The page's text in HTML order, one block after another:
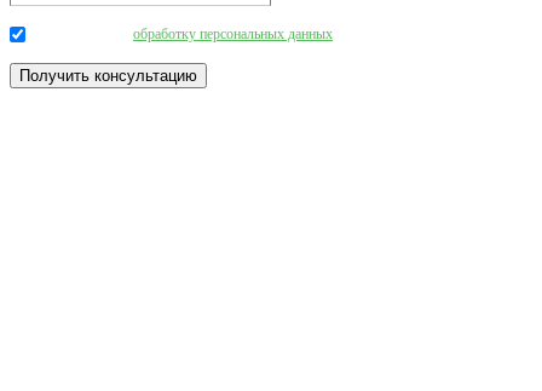
обработку персональных данных